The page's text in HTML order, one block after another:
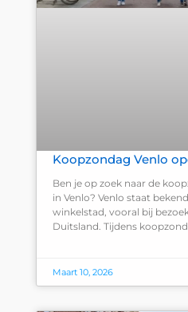
Koopzondag Venlo
Ben je op zoek naar de
in Venlo? Venlo staat
winkelstad, vooral bij
Duitsland. Tijdens
Maart 10, 2026